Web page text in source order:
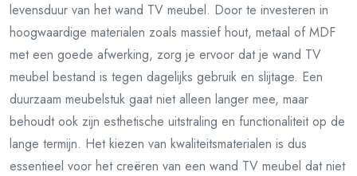
levensduur van het wand TV meubel. Door te investeren in
hoogwaardige materialen zoals massief hout, metaal of MDF
met een goede afwerking, zorg je ervoor dat je wand TV
meubel bestand is tegen dagelijks gebruik en slijtage. Een
duurzaam meubelstuk gaat niet alleen langer mee, maar
behoudt ook zijn esthetische uitstraling en functionaliteit op de
lange termijn. Het kiezen van kwaliteitsmaterialen is dus
essentieel voor het creëren van een wand TV meubel dat niet